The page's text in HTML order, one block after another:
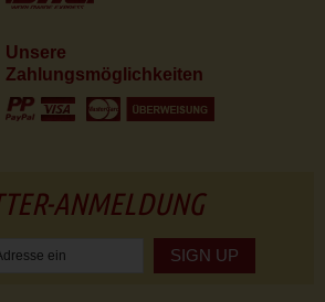
Unsere
Zahlungsmöglichkeiten
ANMELDUNG
SIGN UP